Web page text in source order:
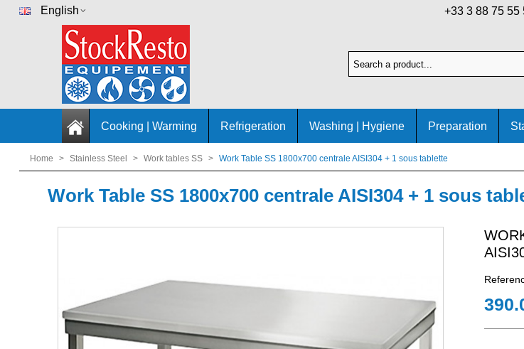
English +33 3 88 75 55
Cooking | Warming Refrigeration Washing | Hygiene Preparation
Home > Stainless Steel > Work tables SS > Work Table SS 1800x700 centrale AISI304 + 1 sous tablette
Work Table SS 1800x700 centrale AISI304 + 1 sous